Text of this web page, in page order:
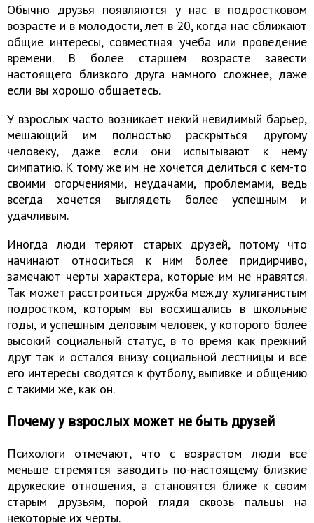
Обычно друзья появляются у нас в подростковом
возрасте и в молодости, лет в 20, когда нас сближают
общие интересы, совместная учеба или проведение
времени. В более старшем возрасте завести
настоящего близкого друга намного сложнее, даже
если вы хорошо общаетесь.
У взрослых часто возникает некий невидимый барьер,
мешающий им полностью раскрыться другому
человеку, даже если они испытывают к нему
симпатию. К тому же им не хочется делиться с кем-то
своими огорчениями, неудачами, проблемами, ведь
всегда хочется выглядеть более успешным и
удачливым.
Иногда люди теряют старых друзей, потому что
начинают относиться к ним более придирчиво,
замечают черты характера, которые им не нравятся.
Так может расстроиться дружба между хулиганистым
подростком, которым вы восхищались в школьные
годы, и успешным деловым человек, у которого более
высокий социальный статус, в то время как прежний
друг так и остался внизу социальной лестницы и все
его интересы сводятся к футболу, выпивке и общению
с такими же, как он.
Почему у взрослых может не быть друзей
Психологи отмечают, что с возрастом люди все
меньше стремятся заводить по-настоящему близкие
дружеские отношения, а становятся ближе к своим
старым друзьям, порой глядя сквозь пальцы на
некоторые их черты.